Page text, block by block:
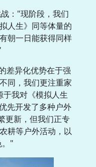
："现阶段，我们
人生》同等体量的
朝一日能获得同样
差异化优势在于强
同，我们更注重家
于我对《模拟人生
先开发了多种户外
更新，但我们正专
耕等户外活动，以
。"